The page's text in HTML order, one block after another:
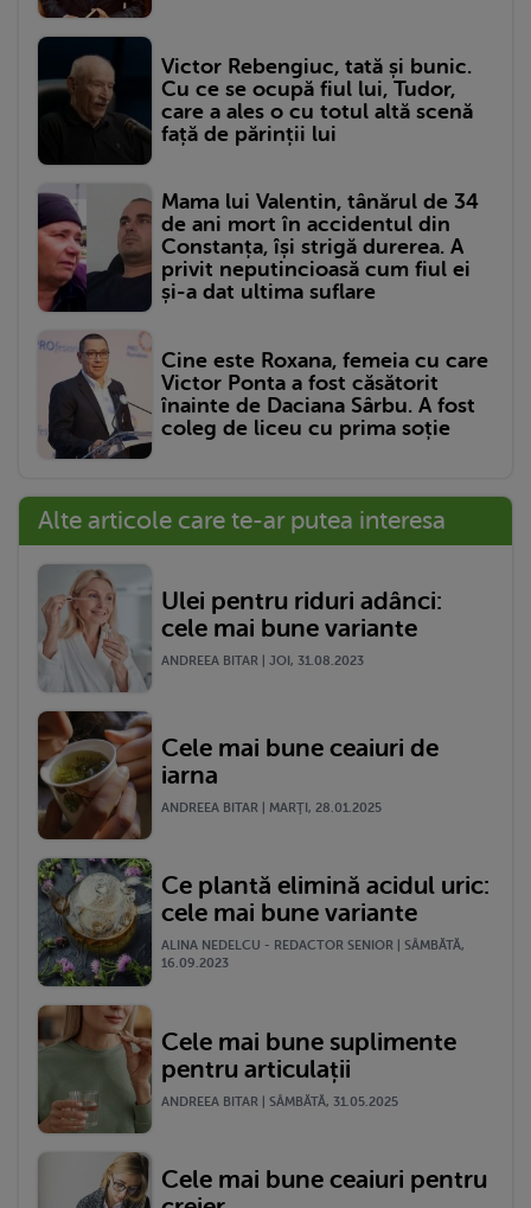
Victor Rebengiuc, tată și bunic.
Cu ce se ocupă fiul lui, Tudor,
care a ales o cu totul altă scenă
față de părinții lui
Mama lui Valentin, tânărul de 34
de ani mort în accidentul din
Constanța, își strigă durerea. A
privit neputincioasă cum fiul ei
și-a dat ultima suflare
Cine este Roxana, femeia cu care
Victor Ponta a fost căsătorit
înainte de Daciana Sârbu. A fost
coleg de liceu cu prima soție
Alte articole care te-ar putea interesa
Ulei pentru riduri adânci:
cele mai bune variante
ANDREEA BITAR | JOI, 31.08.2023
Cele mai bune ceaiuri de
iarna
ANDREEA BITAR | MARŢI, 28.01.2025
Ce plantă elimină acidul uric:
cele mai bune variante
ALINA NEDELCU - REDACTOR SENIOR | SÂMBĂTĂ,
16.09.2023
Cele mai bune suplimente
pentru articulații
ANDREEA BITAR | SÂMBĂTĂ, 31.05.2025
Cele mai bune ceaiuri pentru